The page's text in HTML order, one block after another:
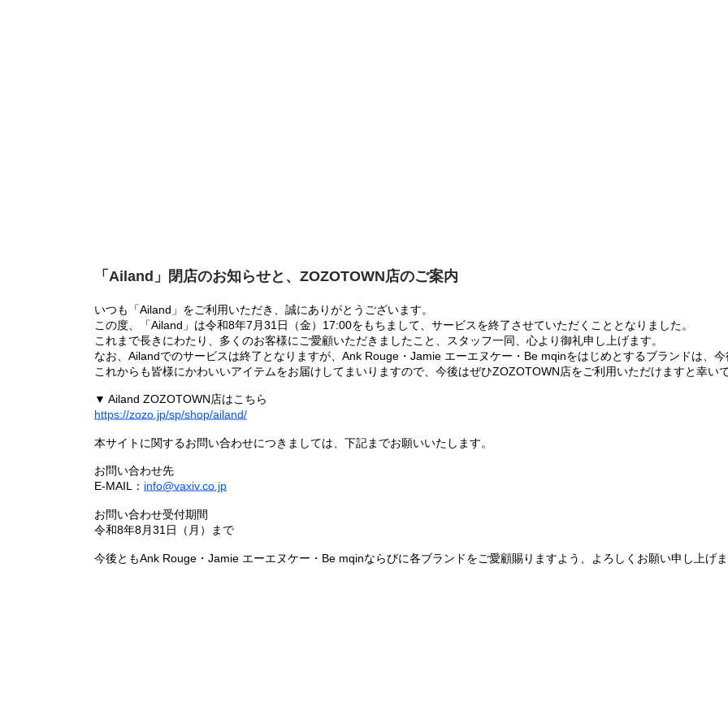
「Ailand」閉店のお知らせと、ZOZOTOWN店のご案内
いつも「Ailand」をご利用いただき、誠にありがとうございます。
この度、「Ailand」は令和8年7月31日（金）17:00をもちまして、サービスを終了させていただくこととなりました。
これまで長きにわたり、多くのお客様にご愛顧いただきましたこと、スタッフ一同、心より御礼申し上げます。
なお、Ailandでのサービスは終了となりますが、Ank Rouge・Jamie エーエヌケー・Be mqinをはじめとするブランドは、
これからも皆様にかわいいアイテムをお届けしてまいりますので、今後はぜひZOZOTOWN店をご利用いただけますと幸いで
▼ Ailand ZOZOTOWN店はこちら
https://zozo.jp/sp/shop/ailand/
本サイトに関するお問い合わせにつきましては、下記までお願いいたします。
お問い合わせ先
E-MAIL： info@vaxiv.co.jp
お問い合わせ受付期間
令和8年8月31日（月）まで
今後ともAnk Rouge・Jamie エーエヌケー・Be mqinならびに各ブランドをご愛顧賜りますよう、よろしくお願い申し上げま